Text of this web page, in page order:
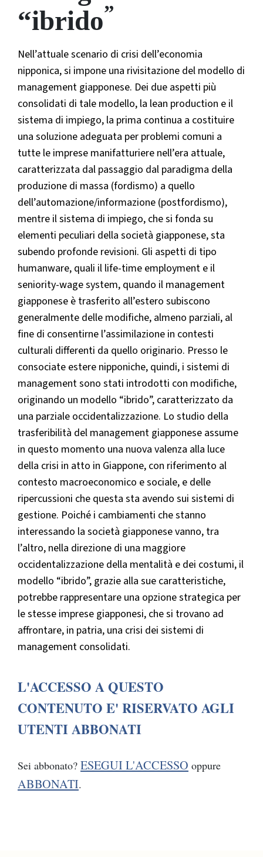
“ibrido”
Nell’attuale scenario di crisi dell’economia
nipponica, si impone una rivisitazione del modello di
management giapponese. Dei due aspetti più
consolidati di tale modello, la lean production e il
sistema di impiego, la prima continua a costituire
una soluzione adeguata per problemi comuni a
tutte le imprese manifatturiere nell’era attuale,
caratterizzata dal passaggio dal paradigma della
produzione di massa (fordismo) a quello
dell’automazione/informazione (postfordismo),
mentre il sistema di impiego, che si fonda su
elementi peculiari della società giapponese, sta
subendo profonde revisioni. Gli aspetti di tipo
humanware, quali il life-time employment e il
seniority-wage system, quando il management
giapponese è trasferito all’estero subiscono
generalmente delle modifiche, almeno parziali, al
fine di consentirne l’assimilazione in contesti
culturali differenti da quello originario. Presso le
consociate estere nipponiche, quindi, i sistemi di
management sono stati introdotti con modifiche,
originando un modello “ibrido”, caratterizzato da
una parziale occidentalizzazione. Lo studio della
trasferibilità del management giapponese assume
in questo momento una nuova valenza alla luce
della crisi in atto in Giappone, con riferimento al
contesto macroeconomico e sociale, e delle
ripercussioni che questa sta avendo sui sistemi di
gestione. Poiché i cambiamenti che stanno
interessando la società giapponese vanno, tra
l’altro, nella direzione di una maggiore
occidentalizzazione della mentalità e dei costumi, il
modello “ibrido”, grazie alla sue caratteristiche,
potrebbe rappresentare una opzione strategica per
le stesse imprese giapponesi, che si trovano ad
affrontare, in patria, una crisi dei sistemi di
management consolidati.
L'ACCESSO A QUESTO
CONTENUTO E' RISERVATO AGLI
UTENTI ABBONATI
Sei abbonato? ESEGUI L'ACCESSO oppure
ABBONATI.